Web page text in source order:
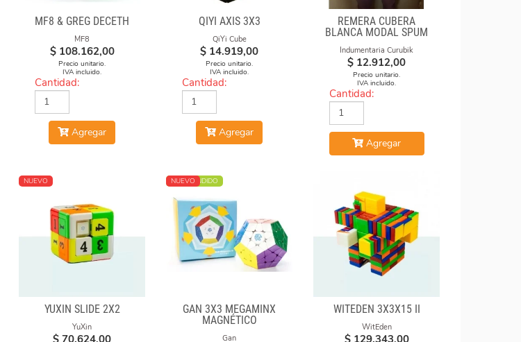
MF8 & GREG DECETH
MF8
$ 108.162,00
Precio unitario.
IVA incluido.
Cantidad:
Agregar
QIYI AXIS 3X3
QiYi Cube
$ 14.919,00
Precio unitario.
IVA incluido.
Cantidad:
Agregar
REMERA CUBERA
BLANCA MODAL SPUM
Indumentaria Curubik
$ 12.912,00
Precio unitario.
IVA incluido.
Cantidad:
Agregar
NUEVO
YUXIN SLIDE 2X2
YuXin
$ 70.624,00
MÁS VENDIDO
NUEVO
GAN 3X3 MEGAMINX
MAGNÉTICO
Gan
WITEDEN 3X3X15 II
WitEden
$ 129.343,00